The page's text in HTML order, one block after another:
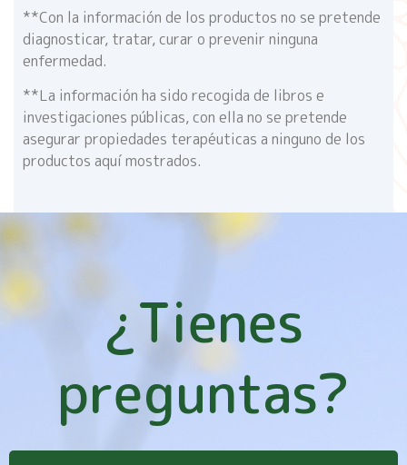
**Con la información de los productos no se pretende
diagnosticar, tratar, curar o prevenir ninguna
enfermedad.
**La información ha sido recogida de libros e
investigaciones públicas, con ella no se pretende
asegurar propiedades terapéuticas a ninguno de los
productos aquí mostrados.
¿Tienes
preguntas?